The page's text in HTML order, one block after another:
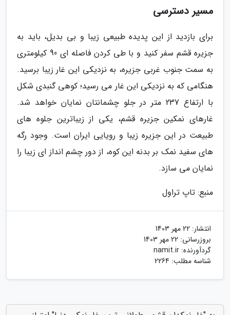
مسیر دسترسی
برای بازدید از این پدیده طبیعی زیبا و بی بدیل، باید به
جزیره قشم سفر کنید و با طی کردن فاصله ای 90 کیلومتری
به سمت جنوب غربی جزیره، به نزدیکی این غار زیبا برسید.
هنگامی که به نزدیکی این غار می رسید؛ کوهی گنبدی شکل
با ارتفاع 237 متر در جلو چشمانتان نمایان خواهد شد.
غارهاى نمکین جزیره قشم، یکى از زیباترین جلوه هاى
طبیعت در این جزیره زیبا و رویایى ایران است. وجود رگه
های سفید نمک بر بدنه این کوه، از دور چشم انداز ای زیبا را
نمایان می سازد.
منبع: تاپ تراول
انتشار: 22 مهر 1403
بروزرسانی: 22 مهر 1403
گردآورنده: namit.ir
شناسه مطلب: 2264